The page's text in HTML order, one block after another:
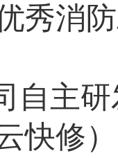
秀消
自主
快修